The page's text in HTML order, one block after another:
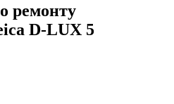
ремонту
D-LUX 5